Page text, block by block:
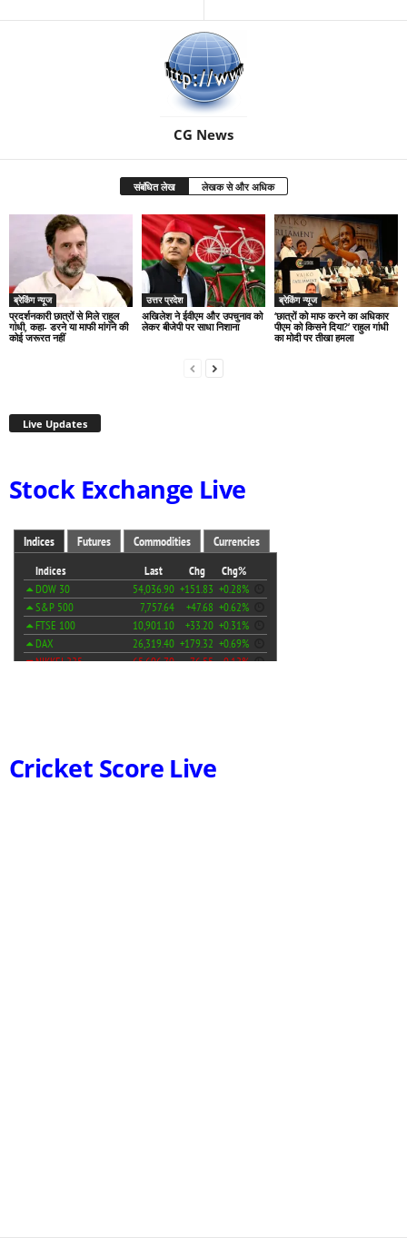
CG News
संबंधित लेख लेखक से और अधिक
ब्रेकिंग न्यूज
प्रदर्शनकारी छात्रों से मिले राहुल
गांधी, कहा- डरने या माफी मांगने की
कोई जरूरत नहीं
उत्तर प्रदेश
अखिलेश ने ईवीएम और उपचुनाव को
लेकर बीजेपी पर साधा निशाना
ब्रेकिंग न्यूज
‘छात्रों को माफ करने का अधिकार
पीएम को किसने दिया?’ राहुल गांधी
का मोदी पर तीखा हमला
Live Updates
Stock Exchange Live
Cricket Score Live